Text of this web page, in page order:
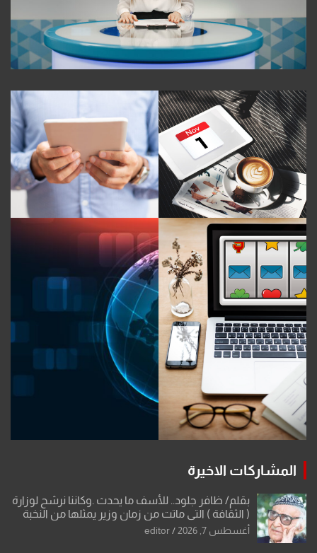
المشاركات الاخيرة
بقلم/ ظافر جلود.. للأسف ما يحدث .وكاننا نرشح لوزارة
( الثقافة ) التي ماتت من زمان وزير يمثلها من النخبة
والإرث العظيم للثقافة العراقية..
أغسطس 7, 2026 editor